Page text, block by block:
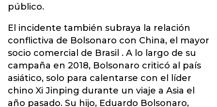
público.
El incidente también subraya la relación
conflictiva de Bolsonaro con China, el mayor
socio comercial de Brasil . A lo largo de su
campaña en 2018, Bolsonaro criticó al país
asiático, solo para calentarse con el líder
chino Xi Jinping durante un viaje a Asia el
año pasado. Su hijo, Eduardo Bolsonaro,